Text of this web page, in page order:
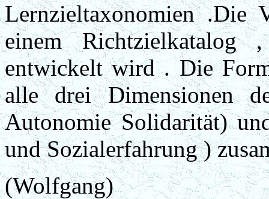
Lernzieltaxonomien .Die
einem
entwickelt wird . Die
alle drei Dimensionen
Autonomie Solidarität)
und Sozialerfahrung )
(Wolfgang)